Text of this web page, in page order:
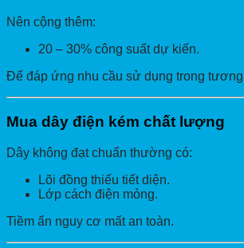
Nên cộng thêm:
20 – 30% công suất dự kiến.
Để đáp ứng nhu cầu sử dụng trong
Mua dây điện kém chất lượng
Dây không đạt chuẩn thường có:
Lõi đồng thiếu tiết diện.
Lớp cách điện mỏng.
Tiềm ẩn nguy cơ mất an toàn.